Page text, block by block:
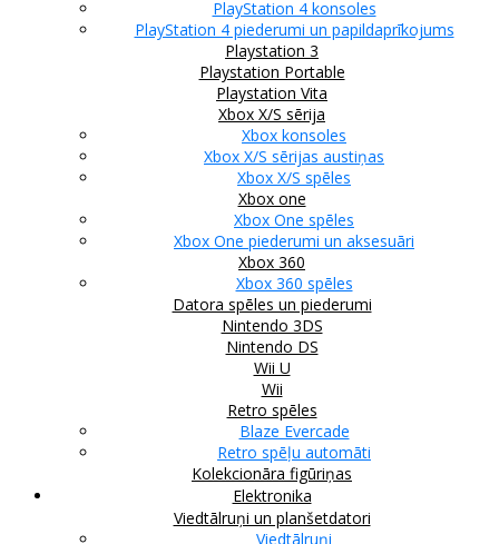
PlayStation 4 konsoles
PlayStation 4 piederumi un papildaprīkojums
Playstation 3
Playstation Portable
Playstation Vita
Xbox X/S sērija
Xbox konsoles
Xbox X/S sērijas austiņas
Xbox X/S spēles
Xbox one
Xbox One spēles
Xbox One piederumi un aksesuāri
Xbox 360
Xbox 360 spēles
Datora spēles un piederumi
Nintendo 3DS
Nintendo DS
Wii U
Wii
Retro spēles
Blaze Evercade
Retro spēļu automāti
Kolekcionāra figūriņas
Elektronika
Viedtālruņi un planšetdatori
Viedtālruņi